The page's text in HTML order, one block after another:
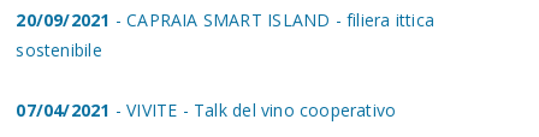
20/09/2021 - CAPRAIA SMART ISLAND - filiera ittica
sostenibile
07/04/2021 - VIVITE - Talk del vino cooperativo